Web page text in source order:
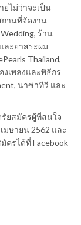
ยไม่ว่าจะเป็น
านที่จัดงาน
ร้าน
ละยาสระผม
Thailand,
งเพลงและพิธีกร
นาซ่าทีวี และ
รัยสมัครผู้ที่สนใจ
มษายน 2562 และ
รได้ที่ Facebook